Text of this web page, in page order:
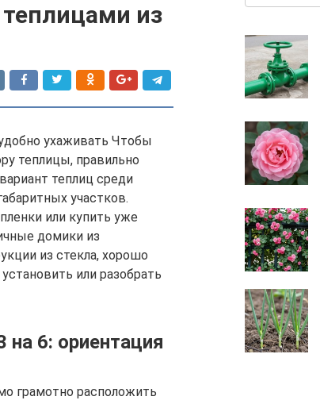
из
ухаживать Чтобы
теплицы, правильно
теплиц среди
участков.
или купить уже
домики из
из стекла, хорошо
или разобрать
на 6: ориентация
грамотно расположить